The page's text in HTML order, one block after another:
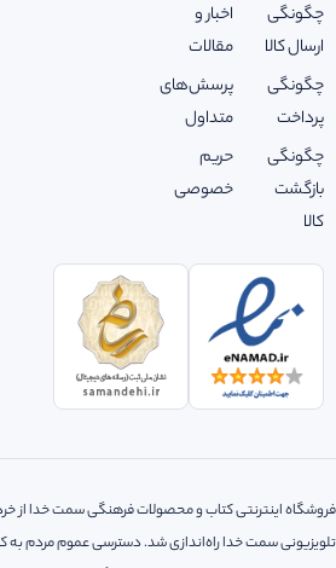
چگونگی
ارسال کالا
چگونگی
پرداخت
چگونگی
بازگشت
کالا
اخبار و
مقالات
پرسش‌های
متداول
حریم
خصوصی
تلویزیونی سمت خدا راه‌اندازی شد. دسترسی عموم مردم به